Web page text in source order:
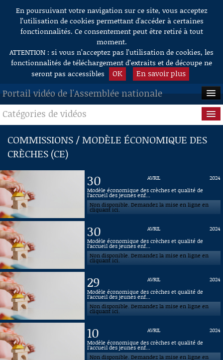
Aller au contenu
En poursuivant votre navigation sur ce site, vous acceptez
l’utilisation de cookies permettant d'accéder à certaines
fonctionnalités. Ce consentement peut être retiré à tout
moment.
ATTENTION : si vous n’acceptez pas l’utilisation de cookies, les
fonctionnalités de téléchargement d’extraits et de découpe ne
seront pas accessibles
OK En savoir plus
Portail vidéo de l'Assemblée nationale
ACCUEIL
EN DIRECT
À LA DEMANDE
RECHERCHE
AIDE À LA DÉCOUPE
DE VIDÉOS
Catégories de vidéos
Séance publique
Questions au Gouvernement
Commissions
Présidence
Connaissance, Histoire
Autres
COMMISSIONS / MODÈLE ÉCONOMIQUE DES
CRÈCHES (CE)
30 AVRIL
2024
Modèle économique des crèches et qualité de
l’accueil des jeunes enf...
Non disponible. Demandez la mise en ligne en
cliquant ici.
30 AVRIL
2024
Modèle économique des crèches et qualité de
l’accueil des jeunes enf...
Non disponible. Demandez la mise en ligne en
cliquant ici.
29 AVRIL
2024
Modèle économique des crèches et qualité de
l’accueil des jeunes enf...
Non disponible. Demandez la mise en ligne en
cliquant ici.
10 AVRIL
2024
Modèle économique des crèches et qualité de
l’accueil des jeunes enf...
Non disponible. Demandez la mise en ligne en